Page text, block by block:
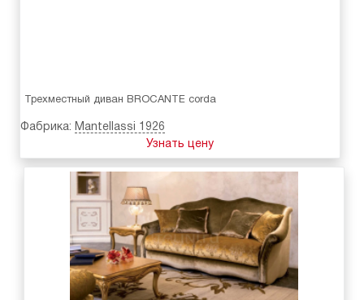
Трехместный диван BROCANTE corda
Фабрика: Mantellassi 1926
Узнать цену